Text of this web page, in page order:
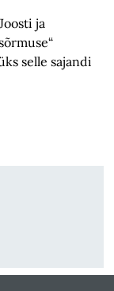
ja
selle sajandi